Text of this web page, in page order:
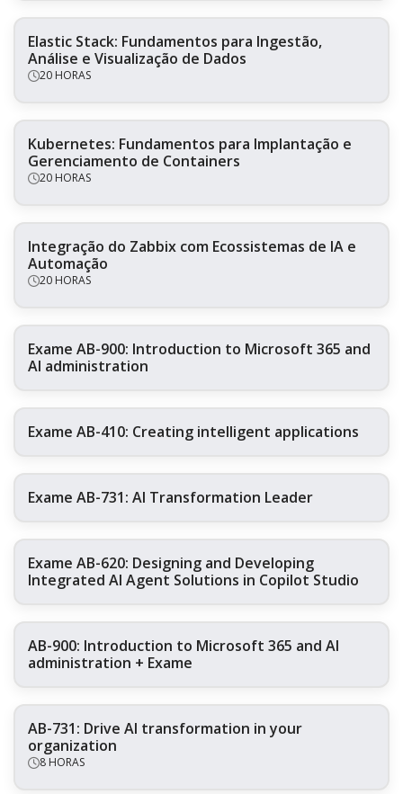
Elastic Stack: Fundamentos para Ingestão,
Análise e Visualização de Dados
20 HORAS
Kubernetes: Fundamentos para Implantação e
Gerenciamento de Containers
20 HORAS
Integração do Zabbix com Ecossistemas de IA e
Automação
20 HORAS
Exame AB-900: Introduction to Microsoft 365 and
AI administration
Exame AB-410: Creating intelligent applications
Exame AB-731: AI Transformation Leader
Exame AB-620: Designing and Developing
Integrated AI Agent Solutions in Copilot Studio
AB-900: Introduction to Microsoft 365 and AI
administration + Exame
AB-731: Drive AI transformation in your
organization
8 HORAS